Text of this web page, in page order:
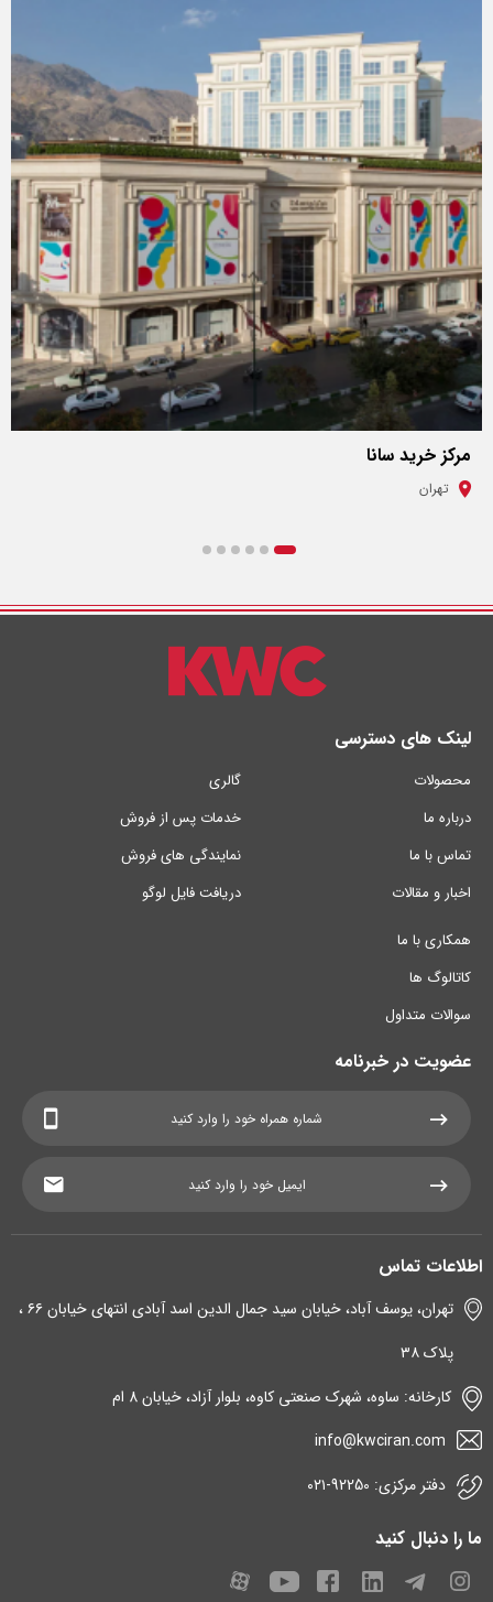
مرکز خرید سانا
تهران
لینک های دسترسی
محصولات
درباره ما
تماس با ما
اخبار و مقالات
گالری
خدمات پس از فروش
نمایندگی های فروش
دریافت فایل لوگو
همکاری با ما
کاتالوگ ها
سوالات متداول
عضویت در خبرنامه
اطلاعات تماس
تهران، یوسف آباد، خیابان سید جمال الدین اسد آبادی انتهای خیابان ۶۶ ،
پلاک ۳۸
کارخانه: ساوه، شهرک صنعتی کاوه، بلوار آزاد، خیابان 8 ام
info@kwciran.com
دفتر مرکزی: 92250-۰۲۱
ما را دنبال کنید